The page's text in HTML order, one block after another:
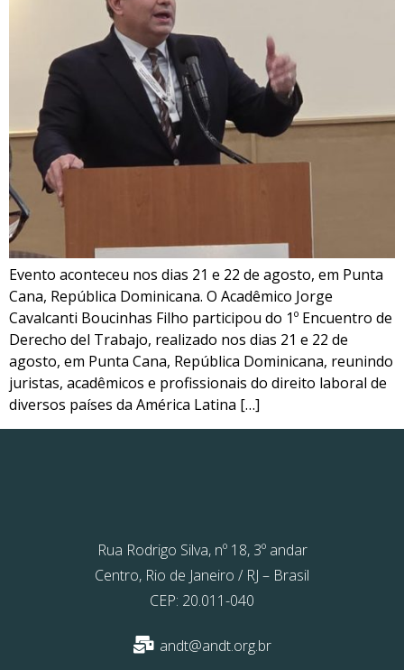
Evento aconteceu nos dias 21 e 22 de agosto, em Punta
Cana, República Dominicana. O Acadêmico Jorge
Cavalcanti Boucinhas Filho participou do 1º Encuentro de
Derecho del Trabajo, realizado nos dias 21 e 22 de
agosto, em Punta Cana, República Dominicana, reunindo
juristas, acadêmicos e profissionais do direito laboral de
diversos países da América Latina […]
Rua Rodrigo Silva, nº 18, 3º andar
Centro, Rio de Janeiro / RJ – Brasil
CEP: 20.011-040
andt@andt.org.br